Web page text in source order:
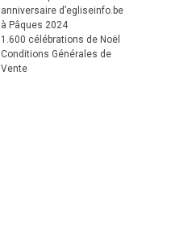
anniversaire d’egliseinfo.be
à Pâques 2024
1.600 célébrations de Noël
Conditions Générales de
Vente